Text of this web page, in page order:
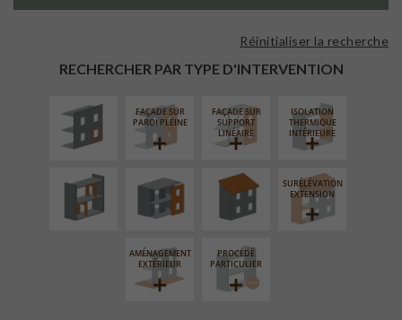
RECHERCHER PAR TYPE D'INTERVENTION
Réinitialiser la recherche
EXTÉRIEURE
FAÇADE SUR
PAROI PLEINE
FAÇADE SUR
SUPPORT
LINÉAIRE
ISOLATION
THERMIQUE
INTÉRIEURE
RÉAMÉNAGEMENT
INTÉRIEUR
FERMETURE
LOGGIAS
RÉFECTION DES
TOITURES
SURÉLÉVATION
EXTENSION
AMÉNAGEMENT
EXTÉRIEUR
PROCÉDÉ
PARTICULIER